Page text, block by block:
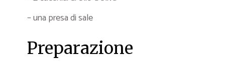
– una presa di sale
Preparazione